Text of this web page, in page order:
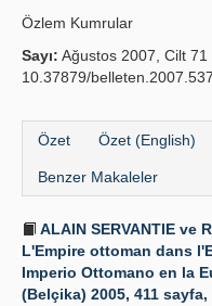
Özlem Kumrular
Sayı: Ağustos 2007, Cilt 71
10.37879/belleten.2007.537
Özet Özet (English)
Benzer Makaleler
ALAIN SERVANTIE ve
L'Empire ottoman dans
Imperio Ottomano en la
(Belçika) 2005, 411